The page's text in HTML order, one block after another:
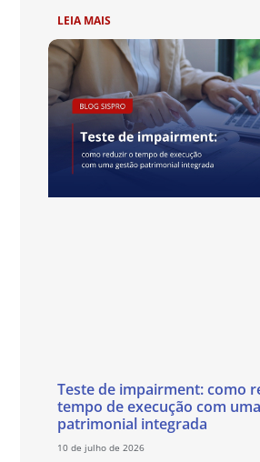
LEIA MAIS
Teste de impairment: como
tempo de execução com
patrimonial integrada
10 de julho de 2026